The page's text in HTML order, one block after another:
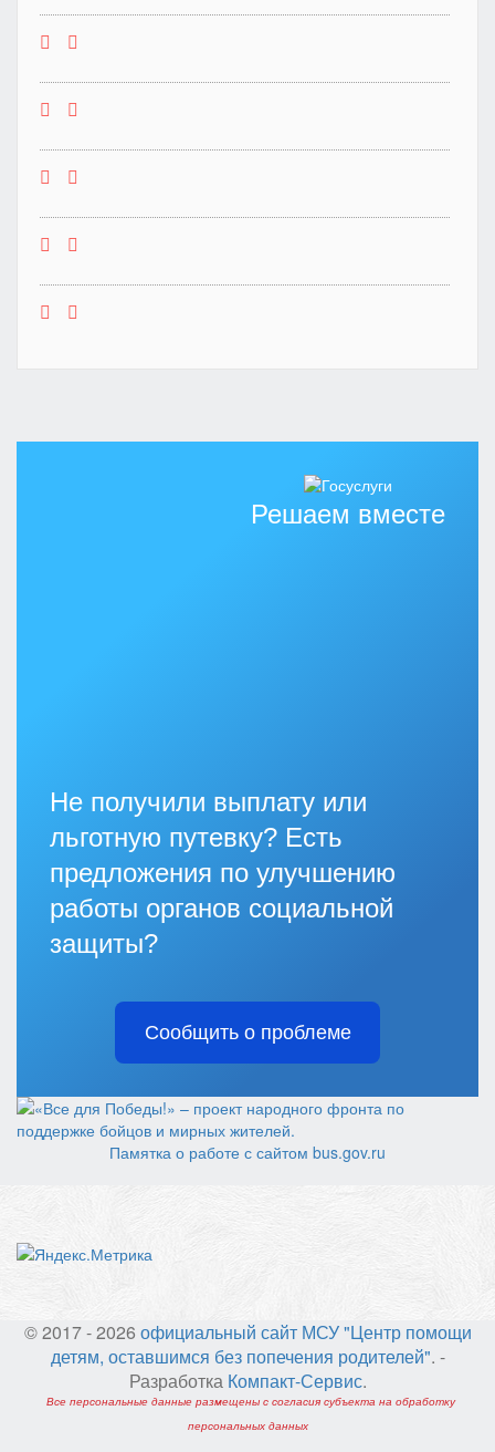
Решаем вместе
Не получили выплату или
льготную путевку? Есть
предложения по улучшению
работы органов социальной
защиты?
Сообщить о проблеме
Памятка о работе с сайтом bus.gov.ru
© 2017 - 2026 официальный сайт МСУ "Центр помощи
детям, оставшимся без попечения родителей". -
Разработка Компакт-Сервис.
Все персональные данные размещены с согласия субъекта на обработку
персональных данных